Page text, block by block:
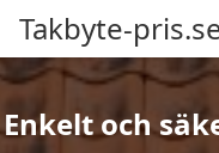
Takbyte-
Enkelt och